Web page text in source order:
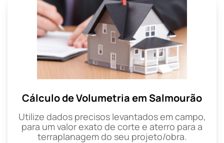
Cálculo de Volumetria em Salmourão
Utilize dados precisos levantados em campo,
para um valor exato de corte e aterro para a
terraplanagem do seu projeto/obra.